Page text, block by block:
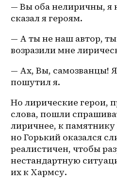
— Вы оба нелиричны, я
сказал я героям.
— А ты не наш автор,
возразили мне
— Ах, Вы, самозванцы! Я
пошутил я.
Но лирические герои,
слова, пошли
лиричнее, к памятнику
но Горький оказался
реалистичен, чтобы
нестандартную
их к Хармсу.